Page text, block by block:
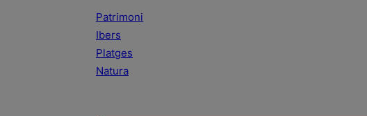
Patrimoni
Ibers
Platges
Natura